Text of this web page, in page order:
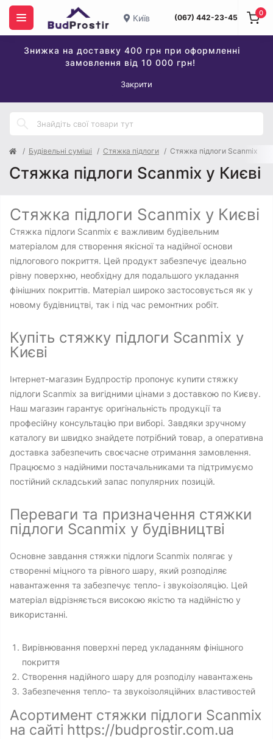
Київ (067) 442-23-45
Знижка на доставку 400 грн при оформленні
замовлення від 10 000 грн!
Закрити
0
Будівельні суміші Стяжка підлоги Стяжка підлоги Scanmix
Стяжка підлоги Scanmix у Києві
Стяжка підлоги Scanmix у Києві
Стяжка підлоги Scanmix є важливим будівельним
матеріалом для створення якісної та надійної основи
підлогового покриття. Цей продукт забезпечує ідеально
рівну поверхню, необхідну для подальшого укладання
фінішних покриттів. Матеріал широко застосовується як у
новому будівництві, так і під час ремонтних робіт.
Купіть стяжку підлоги Scanmix у
Києві
Інтернет-магазин Будпростір пропонує купити стяжку
підлоги Scanmix за вигідними цінами з доставкою по Києву.
Наш магазин гарантує оригінальність продукції та
професійну консультацію при виборі. Завдяки зручному
каталогу ви швидко знайдете потрібний товар, а оперативна
доставка забезпечить своєчасне отримання замовлення.
Працюємо з надійними постачальниками та підтримуємо
постійний складський запас популярних позицій.
Переваги та призначення стяжки
підлоги Scanmix у будівництві
Основне завдання стяжки підлоги Scanmix полягає у
створенні міцного та рівного шару, який розподіляє
навантаження та забезпечує тепло- і звукоізоляцію. Цей
матеріал відрізняється високою якістю та надійністю у
використанні.
Вирівнювання поверхні перед укладанням фінішного
покриття
Створення надійного шару для розподілу навантажень
Забезпечення тепло- та звукоізоляційних властивостей
Асортимент стяжки підлоги Scanmix
на сайті https://budprostir.com.ua